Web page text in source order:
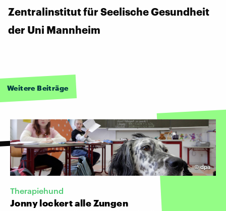
Zentralinstitut für Seelische Gesundheit
der Uni Mannheim
Weitere Beiträge
©dpa
Therapiehund
Jonny lockert alle Zungen